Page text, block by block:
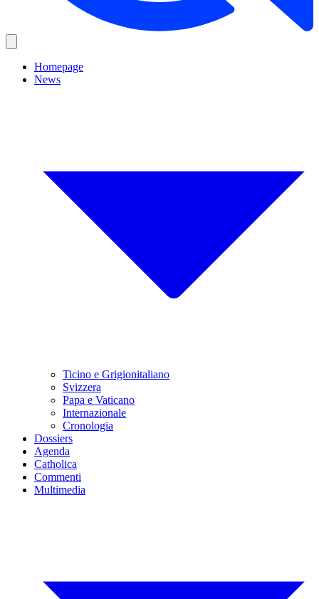
Homepage
News
Ticino e Grigionitaliano
Svizzera
Papa e Vaticano
Internazionale
Cronologia
Dossiers
Agenda
Catholica
Commenti
Multimedia